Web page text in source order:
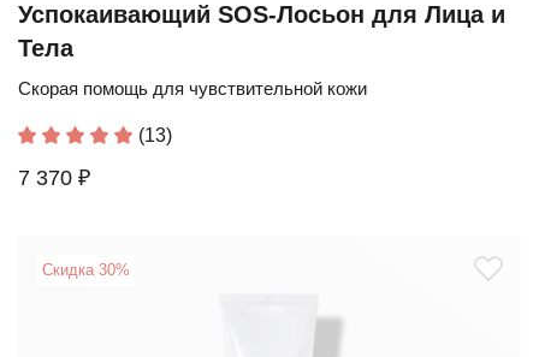
Успокаивающий SOS-Лосьон для Лица и
Тела
Скорая помощь для чувствительной кожи
(13)
7 370 ₽
Скидка 30%